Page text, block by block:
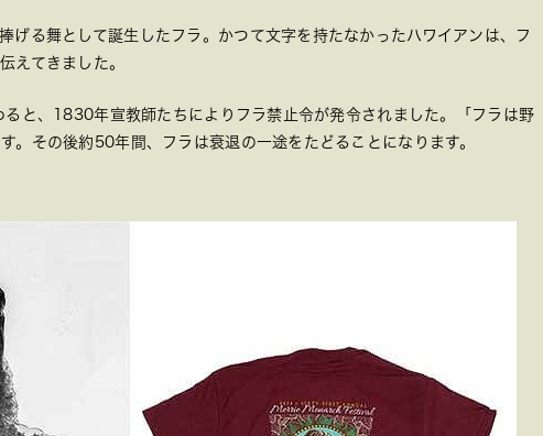
げる舞として誕生したフラ。かつて文字を持たなかったハワイアンは、フ
えてきました。
ると、1830年宣教師たちによりフラ禁止令が発令されました。「フラは野
。その後約50年間、フラは衰退の一途をたどることになります。